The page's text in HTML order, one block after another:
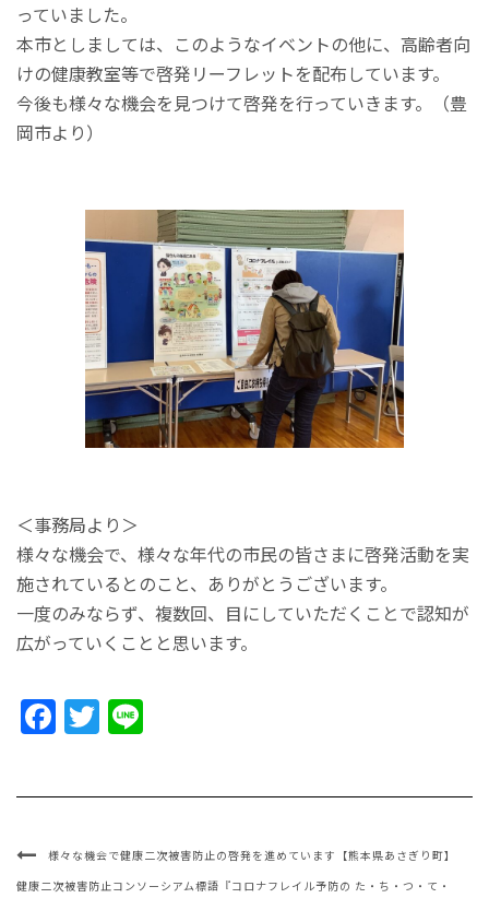
っていました。
本市としましては、このようなイベントの他に、高齢者向
けの健康教室等で啓発リーフレットを配布しています。
今後も様々な機会を見つけて啓発を行っていきます。（豊
岡市より）
＜事務局より＞
様々な機会で、様々な年代の市民の皆さまに啓発活動を実
施されているとのこと、ありがとうございます。
一度のみならず、複数回、目にしていただくことで認知が
広がっていくことと思います。
Facebook
Twitter
様々な機会で健康二次被害防止の啓発を進めています【熊本県あさぎり町】
健康二次被害防止コンソーシアム標語『コロナフレイル予防の た・ち・つ・て・